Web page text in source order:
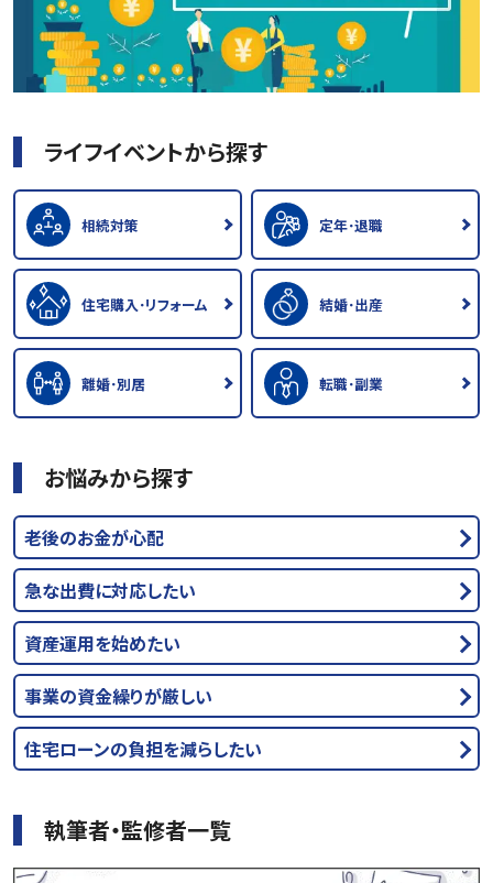
ライフイベントから探す
相続対策 定年･退職
住宅購入･リフォーム 結婚･出産
離婚･別居 転職･副業
お悩みから探す
老後のお金が心配
急な出費に対応したい
資産運用を始めたい
事業の資金繰りが厳しい
住宅ローンの負担を減らしたい
執筆者・監修者一覧